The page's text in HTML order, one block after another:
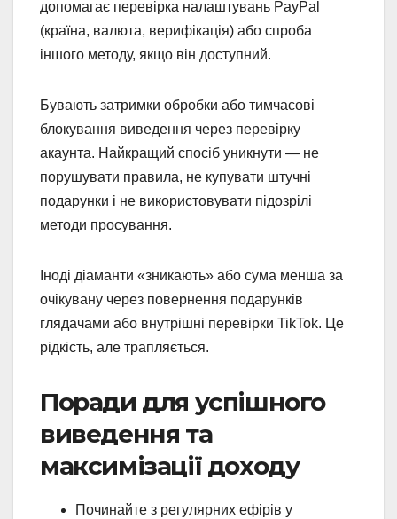
допомагає перевірка налаштувань PayPal
(країна, валюта, верифікація) або спроба
іншого методу, якщо він доступний.
Бувають затримки обробки або тимчасові
блокування виведення через перевірку
акаунта. Найкращий спосіб уникнути — не
порушувати правила, не купувати штучні
подарунки і не використовувати підозрілі
методи просування.
Іноді діаманти «зникають» або сума менша за
очікувану через повернення подарунків
глядачами або внутрішні перевірки TikTok. Це
рідкість, але трапляється.
Поради для успішного
виведення та
максимізації доходу
Починайте з регулярних ефірів у